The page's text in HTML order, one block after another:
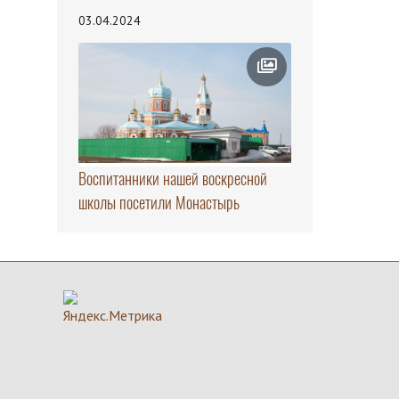
03.04.2024
Воспитанники нашей воскресной
школы посетили Монастырь